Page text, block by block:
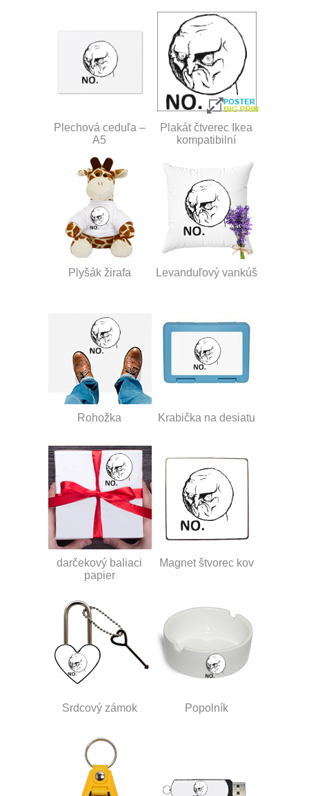
Plechová ceduľa –
A5
Plakát čtverec Ikea
kompatibilní
Plyšák žirafa Levanduľový vankúš
Rohožka Krabička na desiatu
darčekový baliaci
papier
Magnet štvorec kov
Srdcový zámok Popolník